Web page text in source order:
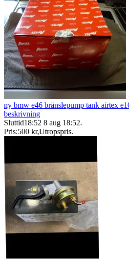
ny bmw e46 bränslepump tank airtex
beskrivning
Sluttid18:52 8 aug 18:52.
Pris:500 kr,Utropspris.